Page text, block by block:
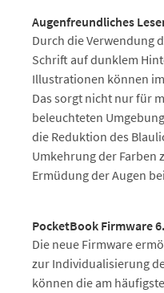
Augenfreundliches
Durch die Verwendung
Schrift auf dunklem
Illustrationen können
Das sorgt nicht nur für
beleuchteten
die Reduktion des
Umkehrung der Farben
Ermüdung der Augen
PocketBook Firmware
Die neue Firmware
zur Individualisierung
können die am